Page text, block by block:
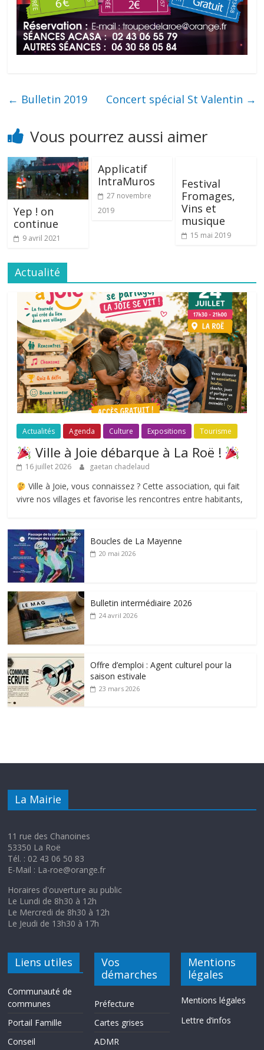
← Bulletin 2019 Concert spécial St Valentin →
Vous pourrez aussi aimer
Yep ! on
continue
9 avril 2021
Applicatif
IntraMuros
27 novembre
2019
Festival
Fromages,
Vins et
musique
15 mai 2019
Actualité
Actualités Agenda Culture Expositions Tourisme
Ville à Joie débarque à La Roë !
16 juillet 2026 gaetan chadelaud
Ville à Joie, vous connaissez ? Cette association, qui fait
vivre nos villages et favorise les rencontres entre habitants,
Boucles de La Mayenne
20 mai 2026
Bulletin intermédiaire 2026
24 avril 2026
Offre d’emploi : Agent culturel pour la
saison estivale
23 mars 2026
La Mairie
11 rue des Chanoines
53350 La Roë
Tél. : 02 43 06 50 83
E-Mail : La-roe@orange.fr
Horaires d'ouverture au public
Le Lundi de 8h30 à 12h
Le Mercredi de 8h30 à 12h
Le Jeudi de 13h30 à 17h
Liens utiles
Communauté de
communes
Portail Famille
Conseil
Vos
démarches
Préfecture
Cartes grises
ADMR
Mentions
légales
Mentions légales
Lettre d’infos